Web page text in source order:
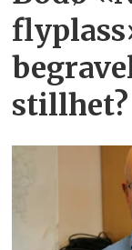
stillhet?